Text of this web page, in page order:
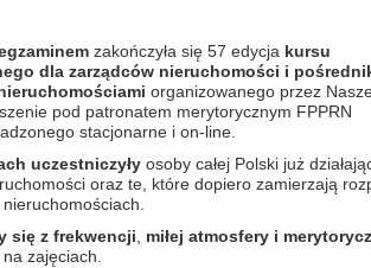
zakończyła się 57 edycja kursu
dla zarządców nieruchomości i
organizowanego przez
pod patronatem merytorycznym FPPRN
stacjonarne i on-line.
uczestniczyłyosoby całej Polski już
oraz te, które dopiero zamierzają
się z frekwencji
miłej atmosfery i
na zajęciach.